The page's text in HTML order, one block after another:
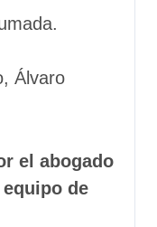
Álvaro
el abogado
equipo de